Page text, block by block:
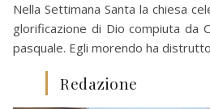
Nella Settimana Santa la chiesa
glorificazione di Dio compiuta da
pasquale. Egli morendo ha
Redazione